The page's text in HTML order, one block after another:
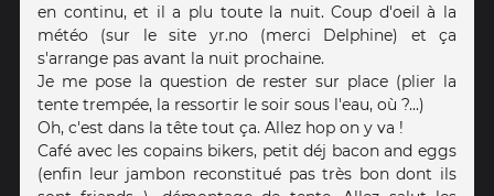
en continu, et il a plu toute la nuit. Coup d'oeil à la
météo (sur le site yr.no (merci Delphine) et ça
s'arrange pas avant la nuit prochaine.
Je me pose la question de rester sur place (plier la
tente trempée, la ressortir le soir sous l'eau, où ?...)
Oh, c'est dans la tête tout ça. Allez hop on y va !
Café avec les copains bikers, petit déj bacon and eggs
(enfin leur jambon reconstitué pas très bon dont ils